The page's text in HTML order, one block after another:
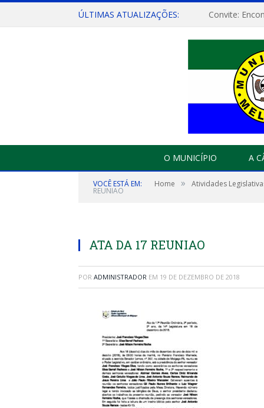
ÚLTIMAS ATUALIZAÇÕES:
O MUNICÍPIO A
VOCÊ ESTÁ EM: Home » Atividades
REUNIAO
ATA DA 17 REUNIAO
POR ADMINISTRADOR EM 19 DE DEZEMBRO DE 2018